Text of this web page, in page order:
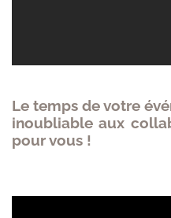
Le temps de votre
inoubliable aux
pour vous !